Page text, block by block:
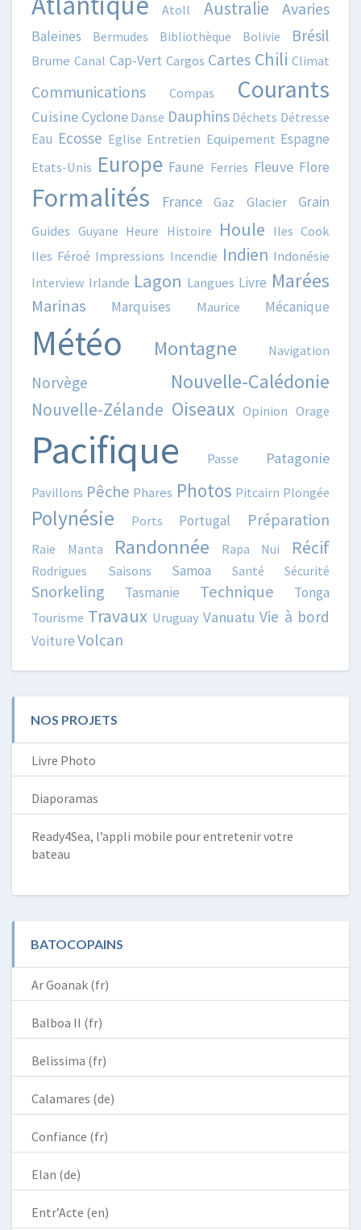
Atoll Australie Avaries
Baleines Bermudes Bibliothèque Bolivie Brésil
Brume Canal Cap-Vert Cargos Cartes Chili Climat
Communications Compas Courants
Cuisine Cyclone Danse Dauphins Déchets Détresse
Eau Ecosse Eglise Entretien Equipement Espagne
Etats-Unis Europe Faune Ferries Fleuve Flore
Formalités France Gaz Glacier Grain
Guides Guyane Heure Histoire Houle Iles Cook
Iles Féroé Impressions Incendie Indien Indonésie
Interview Irlande Lagon Langues Livre Marées
Marinas Marquises Maurice Mécanique
Météo Montagne Navigation
Norvège Nouvelle-Calédonie
Nouvelle-Zélande Oiseaux Opinion Orage
Pacifique Passe Patagonie
Pavillons Pêche Phares Photos Pitcairn Plongée
Polynésie Ports Portugal Préparation
Raie Manta Randonnée Rapa Nui Récif
Rodrigues Saisons Samoa Santé Sécurité
Snorkeling Tasmanie Technique Tonga
Tourisme Travaux Uruguay Vanuatu Vie à bord
VoitureVolcan
NOS PROJETS
Livre Photo
Diaporamas
Ready4Sea, l’appli mobile pour entretenir votre
bateau
BATOCOPAINS
Ar Goanak (fr)
Balboa II (fr)
Belissima (fr)
Calamares (de)
Confiance (fr)
Elan (de)
Entr’Acte (en)